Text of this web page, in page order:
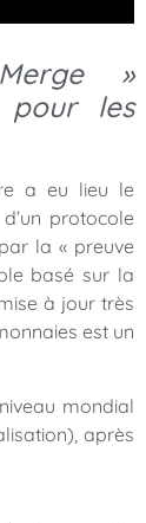
»
pour les
a eu lieu le
protocole
la « preuve
basé sur la
à jour très
est un
mondial
après